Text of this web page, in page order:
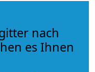
nach
es Ihnen